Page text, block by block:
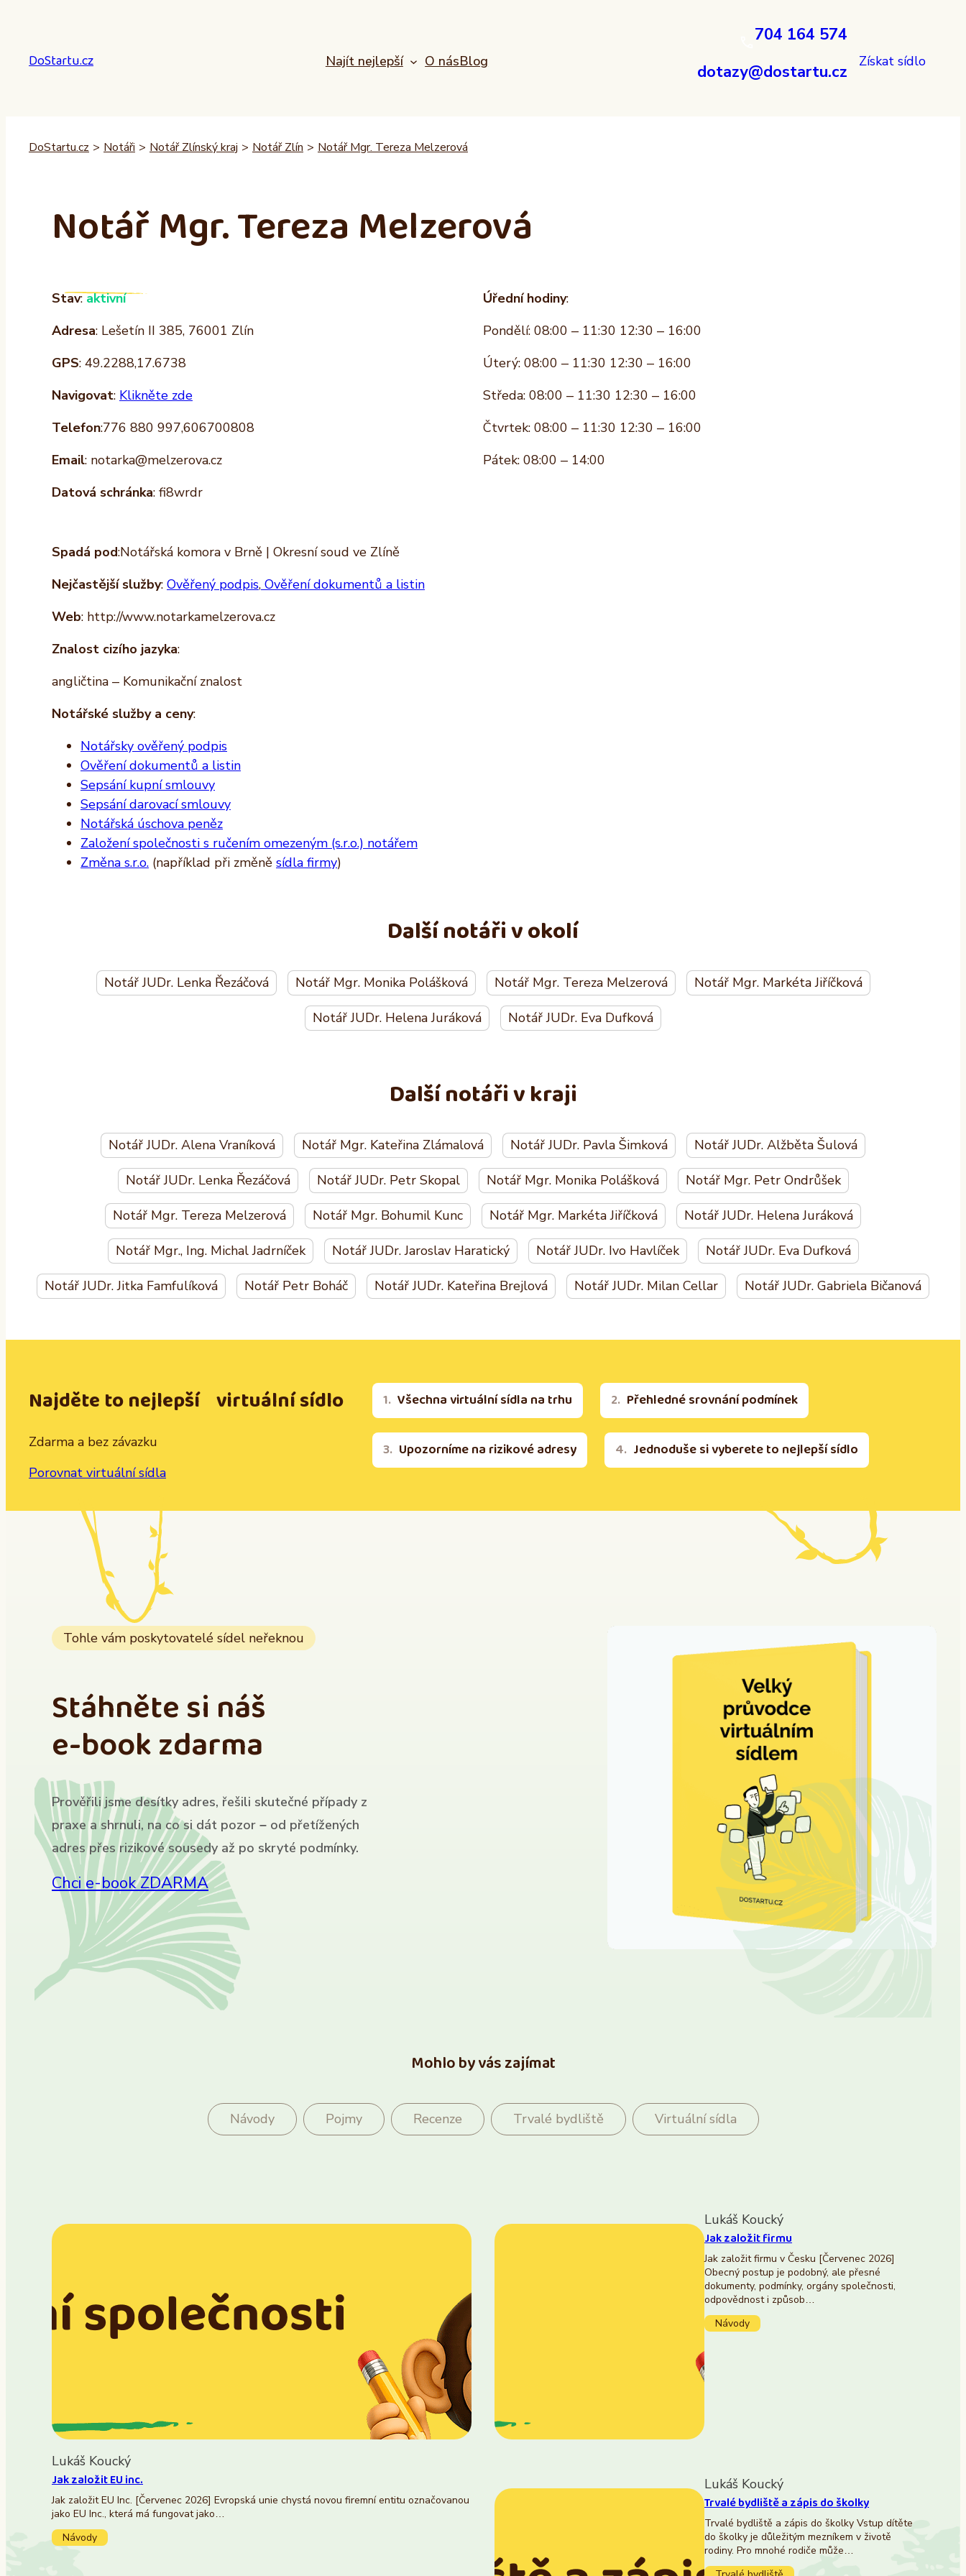
DoStartu.cz Najít nejlepší O násBlog
704 164 574
dotazy@dostartu.cz
Získat sídlo
DoStartu.cz > Notáři > Notář Zlínský kraj > Notář Zlín > Notář Mgr. Tereza Melzerová
Notář Mgr. Tereza Melzerová
Stav:aktivní
Adresa: Lešetín II 385, 76001 Zlín
GPS: 49.2288,17.6738
Navigovat: Klikněte zde
Telefon:776 880 997,606700808
Email: notarka@melzerova.cz
Datová schránka: fi8wrdr
Úřední hodiny:
Pondělí: 08:00 – 11:30 12:30 – 16:00
Úterý: 08:00 – 11:30 12:30 – 16:00
Středa: 08:00 – 11:30 12:30 – 16:00
Čtvrtek: 08:00 – 11:30 12:30 – 16:00
Pátek: 08:00 – 14:00
Spadá pod:Notářská komora v Brně | Okresní soud ve Zlíně
Nejčastější služby: Ověřený podpis, Ověření dokumentů a listin
Web: http://www.notarkamelzerova.cz
Znalost cizího jazyka:
angličtina – Komunikační znalost
Notářské služby a ceny:
Notářsky ověřený podpis
Ověření dokumentů a listin
Sepsání kupní smlouvy
Sepsání darovací smlouvy
Notářská úschova peněz
Založení společnosti s ručením omezeným (s.r.o.) notářem
Změna s.r.o. (například při změně sídla firmy)
Další notáři v okolí
Notář JUDr. Lenka Řezáčová Notář Mgr. Monika Polášková Notář Mgr. Tereza Melzerová Notář Mgr. Markéta Jiříčková
Notář JUDr. Helena Juráková Notář JUDr. Eva Dufková
Další notáři v kraji
Notář JUDr. Alena Vraníková Notář Mgr. Kateřina Zlámalová Notář JUDr. Pavla Šimková Notář JUDr. Alžběta Šulová
Notář JUDr. Lenka Řezáčová Notář JUDr. Petr Skopal Notář Mgr. Monika Polášková Notář Mgr. Petr Ondrůšek
Notář Mgr. Tereza Melzerová Notář Mgr. Bohumil Kunc Notář Mgr. Markéta Jiříčková Notář JUDr. Helena Juráková
Notář Mgr., Ing. Michal Jadrníček Notář JUDr. Jaroslav Haratický Notář JUDr. Ivo Havlíček Notář JUDr. Eva Dufková
Notář JUDr. Jitka Famfulíková Notář Petr Boháč Notář JUDr. Kateřina Brejlová Notář JUDr. Milan Cellar Notář JUDr. Gabriela Bičanová
Najděte to nejlepší virtuální sídlo
Zdarma a bez závazku
Porovnat virtuální sídla
Všechna virtuální sídla na trhu Přehledné srovnání podmínek
Upozorníme na rizikové adresy Jednoduše si vyberete to nejlepší sídlo
Tohle vám poskytovatelé sídel neřeknou
Stáhněte si náš
e-book zdarma
Prověřili jsme desítky adres, řešili skutečné případy z
praxe a shrnuli, na co si dát pozor – od přetížených
adres přes rizikové sousedy až po skryté podmínky.
Chci e-book ZDARMA
Mohlo by vás zajímat
Návody Pojmy Recenze Trvalé bydliště Virtuální sídla
Lukáš Koucký
Jak založit EU inc.
Jak založit EU Inc. [Červenec 2026] Evropská unie chystá novou firemní entitu označovanou
jako EU Inc., která má fungovat jako…
Návody
Lukáš Koucký
Jak založit firmu
Jak založit firmu v Česku [Červenec 2026]
Obecný postup je podobný, ale přesné
dokumenty, podmínky, orgány společnosti,
odpovědnost i způsob…
Návody
Lukáš Koucký
Trvalé bydliště a zápis do školky
Trvalé bydliště a zápis do školky Vstup dítěte
do školky je důležitým mezníkem v životě
rodiny. Pro mnohé rodiče může…